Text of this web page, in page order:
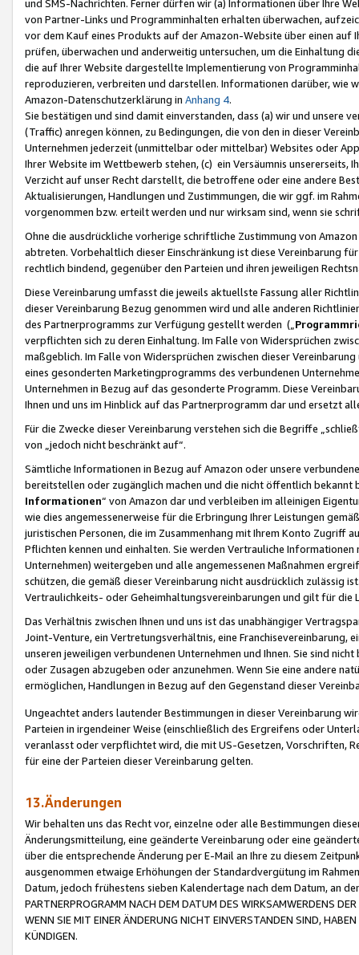
und SMS-Nachrichten. Ferner dürfen wir (a) Informationen über Ihre
von Partner-Links und Programminhalten erhalten überwachen,
vor dem Kauf eines Produkts auf der Amazon-Website über einen
prüfen, überwachen und anderweitig untersuchen, um die Einhaltung
die auf Ihrer Website dargestellte Implementierung von
reproduzieren, verbreiten und darstellen. Informationen darüber, wie
Amazon-Datenschutzerklärung in Anhang 4.
Sie bestätigen und sind damit einverstanden, dass (a) wir und
(Traffic) anregen können, zu Bedingungen, die von den in dieser
Unternehmen jederzeit (unmittelbar oder mittelbar) Websites oder
Ihrer Website im Wettbewerb stehen, (c) ein Versäumnis unsererseits,
Verzicht auf unser Recht darstellt, die betroffene oder eine andere
Aktualisierungen, Handlungen und Zustimmungen, die wir ggf. im
vorgenommen bzw. erteilt werden und nur wirksam sind, wenn sie
Ohne die ausdrückliche vorherige schriftliche Zustimmung von
abtreten. Vorbehaltlich dieser Einschränkung ist diese Vereinbarung
rechtlich bindend, gegenüber den Parteien und ihren jeweiligen
Diese Vereinbarung umfasst die jeweils aktuellste Fassung aller
dieser Vereinbarung Bezug genommen wird und alle anderen
des Partnerprogramms zur Verfügung gestellt werden („
verpflichten sich zu deren Einhaltung. Im Falle von Widersprüchen
maßgeblich. Im Falle von Widersprüchen zwischen dieser
eines gesonderten Marketingprogramms des verbundenen
Unternehmen in Bezug auf das gesonderte Programm. Diese
Ihnen und uns im Hinblick auf das Partnerprogramm dar und ersetzt
Für die Zwecke dieser Vereinbarung verstehen sich die Begriffe
von „jedoch nicht beschränkt auf“.
Sämtliche Informationen in Bezug auf Amazon oder unsere
bereitstellen oder zugänglich machen und die nicht öffentlich
Informationen“ von Amazon dar und verbleiben im alleinigen
wie dies angemessenerweise für die Erbringung Ihrer Leistungen
juristischen Personen, die im Zusammenhang mit Ihrem Konto
Pflichten kennen und einhalten. Sie werden Vertrauliche
Unternehmen) weitergeben und alle angemessenen Maßnahmen
schützen, die gemäß dieser Vereinbarung nicht ausdrücklich zulässig
Vertraulichkeits- oder Geheimhaltungsvereinbarungen und gilt für die
Das Verhältnis zwischen Ihnen und uns ist das unabhängiger
Joint-Venture, ein Vertretungsverhältnis, eine Franchisevereinbarung,
unseren jeweiligen verbundenen Unternehmen und Ihnen. Sie sind
oder Zusagen abzugeben oder anzunehmen. Wenn Sie eine andere
ermöglichen, Handlungen in Bezug auf den Gegenstand dieser
Ungeachtet anders lautender Bestimmungen in dieser Vereinbarung
Parteien in irgendeiner Weise (einschließlich des Ergreifens oder
veranlasst oder verpflichtet wird, die mit US-Gesetzen, Vorschriften,
für eine der Parteien dieser Vereinbarung gelten.
13.Änderungen
Wir behalten uns das Recht vor, einzelne oder alle Bestimmungen
Änderungsmitteilung, eine geänderte Vereinbarung oder eine
über die entsprechende Änderung per E-Mail an Ihre zu diesem
ausgenommen etwaige Erhöhungen der Standardvergütung im
Datum, jedoch frühestens sieben Kalendertage nach dem Datum, an
PARTNERPROGRAMM NACH DEM DATUM DES WIRKSAMWERDENS
WENN SIE MIT EINER ÄNDERUNG NICHT EINVERSTANDEN SIND,
KÜNDIGEN.